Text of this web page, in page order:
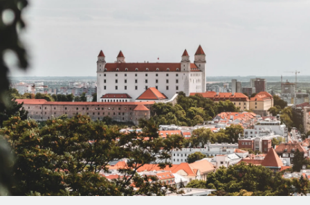
Sous-traitez les opérations complexes liées à l’emploi
INFRASTRUCTURE
Intégration Remote
Intégrez vos RH aux flux de travail en toute simplicité
Plateforme
CROISSANCE
Start-ups
Des solutions agiles et internationales pour les RH et la
paie des entreprises en pleine croissance
Entreprises intermédiaires
Développez vos équipes avec des solutions RH sur
mesure
Calculateur de paiement des freelances
Découvrez les devises disponibles et les vitesses de
paiement pour vos freelances internationaux
APPRENDRE AVEC REMOTE
Recherche et guides
Études de cas
Nederlands
Français
Deutsch
Español
Italiano
Português (Portugal)